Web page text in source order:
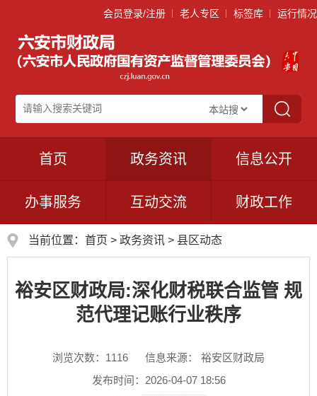
会员登录/注册 老人专区 标签库 运行情况
首页 政务资讯 信息公开
办事服务 互动交流 财政工作
当前位置： 首页 > 政务资讯 > 县区动态
裕安区财政局:深化财税联合监管 规
范代理记账行业秩序
浏览次数： 1116
信息来源： 裕安区财政局
发布时间：2026-04-07 18:56